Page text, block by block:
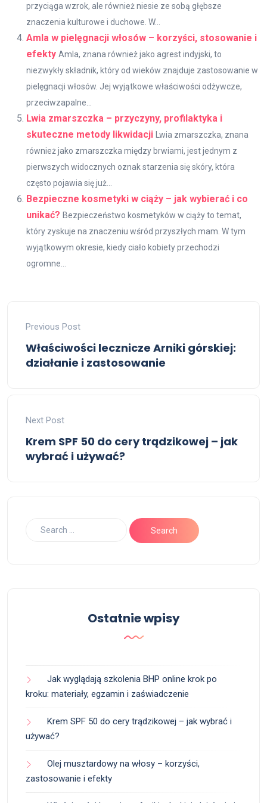
przyciąga wzrok, ale również niesie ze sobą głębsze
znaczenia kulturowe i duchowe. W...
Amla w pielęgnacji włosów – korzyści, stosowanie i
efekty Amla, znana również jako agrest indyjski, to
niezwykły składnik, który od wieków znajduje zastosowanie w
pielęgnacji włosów. Jej wyjątkowe właściwości odżywcze,
przeciwzapalne...
Lwia zmarszczka – przyczyny, profilaktyka i
skuteczne metody likwidacji
Lwia zmarszczka, znana
również jako zmarszczka między brwiami, jest jednym z
pierwszych widocznych oznak starzenia się skóry, która
często pojawia się już...
Bezpieczne kosmetyki w ciąży – jak wybierać i co
unikać? Bezpieczeństwo kosmetyków w ciąży to temat,
który zyskuje na znaczeniu wśród przyszłych mam. W tym
wyjątkowym okresie, kiedy ciało kobiety przechodzi
ogromne...
Previous Post
Właściwości lecznicze Arniki górskiej:
działanie i zastosowanie
Next Post
Krem SPF 50 do cery trądzikowej – jak
wybrać i używać?
Ostatnie wpisy
Jak wyglądają szkolenia BHP online krok po
kroku: materiały, egzamin i zaświadczenie
Krem SPF 50 do cery trądzikowej – jak wybrać i
używać?
Olej musztardowy na włosy – korzyści,
zastosowanie i efekty